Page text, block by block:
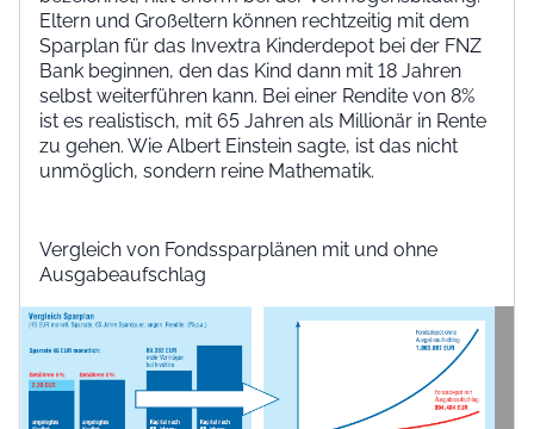
Eltern und Großeltern können rechtzeitig mit dem
Sparplan für das Invextra Kinderdepot bei der FNZ
Bank beginnen, den das Kind dann mit 18 Jahren
selbst weiterführen kann. Bei einer Rendite von 8%
ist es realistisch, mit 65 Jahren als Millionär in Rente
zu gehen. Wie Albert Einstein sagte, ist das nicht
unmöglich, sondern reine Mathematik.
Vergleich von Fondssparplänen mit und ohne
Ausgabeaufschlag